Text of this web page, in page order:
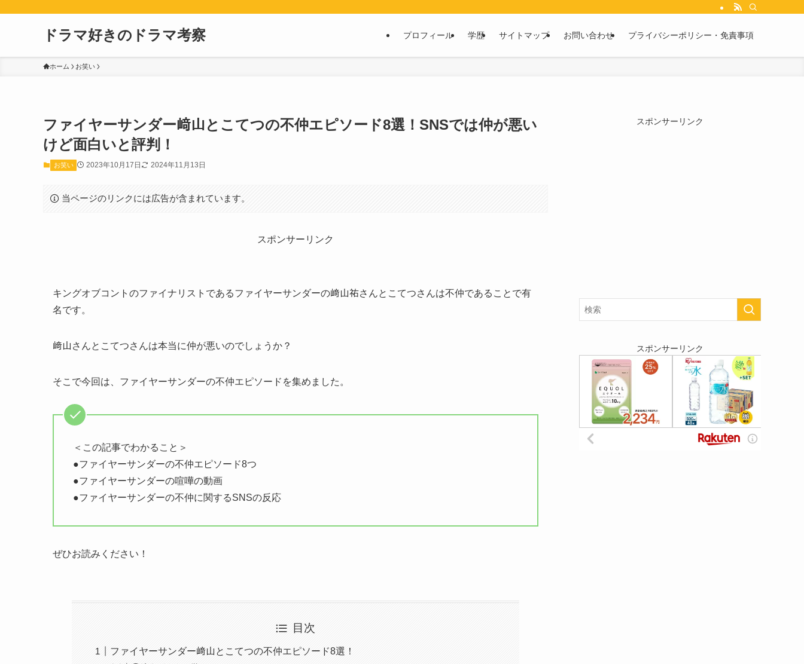
ドラマ好きのドラマ考察 プロフィール 学歴 サイトマップ お問い合わせ プライバシーポリシー・免責事項
ホーム お笑い
ファイヤーサンダー﨑山とこてつの不仲エピソード8選！SNSでは仲が悪い
けど面白いと評判！
お笑い 2023年10月17日 2024年11月13日
当ページのリンクには広告が含まれています。
スポンサーリンク
キングオブコントのファイナリストであるファイヤーサンダーの﨑山祐さんとこてつさんは不仲であることで有
名です。
﨑山さんとこてつさんは本当に仲が悪いのでしょうか？
そこで今回は、ファイヤーサンダーの不仲エピソードを集めました。
＜この記事でわかること＞
●ファイヤーサンダーの不仲エピソード8つ
●ファイヤーサンダーの喧嘩の動画
●ファイヤーサンダーの不仲に関するSNSの反応
ぜひお読みください！
目次
ファイヤーサンダー﨑山とこてつの不仲エピソード8選！
スポンサーリンク
スポンサーリンク